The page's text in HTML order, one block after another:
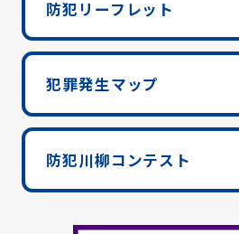
防犯リーフレット
犯罪発生マップ
防犯川柳コンテスト